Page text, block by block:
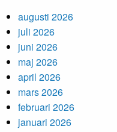
augusti 2026
juli 2026
juni 2026
maj 2026
april 2026
mars 2026
februari 2026
januari 2026